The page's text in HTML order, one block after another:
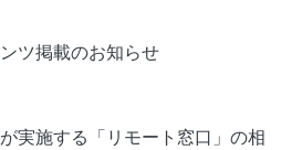
ツ掲載のお知らせ
実施する「リモート窓口」の相